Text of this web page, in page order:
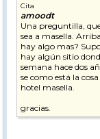
Cita
amoodt
Una preguntilla,
sea a masella.
hay algo mas?
hay algún sitio
semana hace dos
se como está la
hotel masella.
gracias.